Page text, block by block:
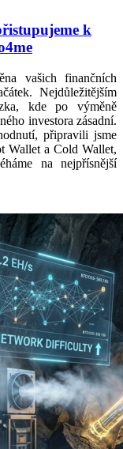
k
vašich finančních
Nejdůležitějším
kde po výměně
investora zásadní.
připravili jsme
Wallet a Cold Wallet,
na nejpřísnější